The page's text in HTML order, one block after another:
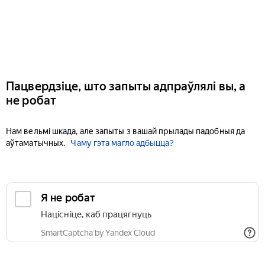
Пацвердзіце, што запыты адпраўлялі вы, а
не робат
Нам вельмі шкада, але запыты з вашай прылады падобныя да
аўтаматычных.
Чаму гэта магло адбыцца?
Я не робат
Націсніце, каб працягнуць
SmartCaptcha by Yandex Cloud